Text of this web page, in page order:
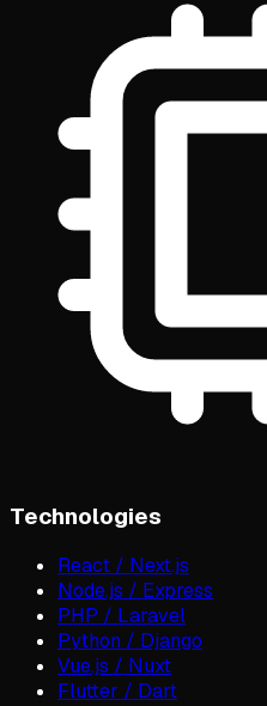
Technologies
React / Next.js
Node.js / Express
PHP / Laravel
Python / Django
Vue.js / Nuxt
Flutter / Dart